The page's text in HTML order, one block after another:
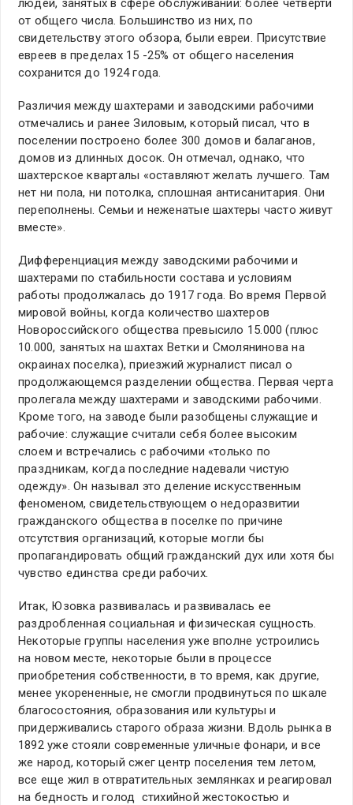
людей, занятых в сфере обслуживании: более четверти
от общего числа. Большинство из них, по
свидетельству этого обзора, были евреи. Присутствие
евреев в пределах 15 -25% от общего населения
сохранится до 1924 года.
Различия между шахтерами и заводскими рабочими
отмечались и ранее Зиловым, который писал, что в
поселении построено более 300 домов и балаганов,
домов из длинных досок. Он отмечал, однако, что
шахтерское кварталы «оставляют желать лучшего. Там
нет ни пола, ни потолка, сплошная антисанитария. Они
переполнены. Семьи и неженатые шахтеры часто живут
вместе».
Дифференциация между заводскими рабочими и
шахтерами по стабильности состава и условиям
работы продолжалась до 1917 года. Во время Первой
мировой войны, когда количество шахтеров
Новороссийского общества превысило 15.000 (плюс
10.000, занятых на шахтах Ветки и Смолянинова на
окраинах поселка), приезжий журналист писал о
продолжающемся разделении общества. Первая черта
пролегала между шахтерами и заводскими рабочими.
Кроме того, на заводе были разобщены служащие и
рабочие: служащие считали себя более высоким
слоем и встречались с рабочими «только по
праздникам, когда последние надевали чистую
одежду». Он называл это деление искусственным
феноменом, свидетельствующем о недоразвитии
гражданского общества в поселке по причине
отсутствия организаций, которые могли бы
пропагандировать общий гражданский дух или хотя бы
чувство единства среди рабочих.
Итак, Юзовка развивалась и развивалась ее
раздробленная социальная и физическая сущность.
Некоторые группы населения уже вполне устроились
на новом месте, некоторые были в процессе
приобретения собственности, в то время, как другие,
менее укорененные, не смогли продвинуться по шкале
благосостояния, образования или культуры и
придерживались старого образа жизни. Вдоль рынка в
1892 уже стояли современные уличные фонари, и все
же народ, который сжег центр поселения тем летом,
все еще жил в отвратительных землянках и реагировал
на бедность и голод стихийной жестокостью и